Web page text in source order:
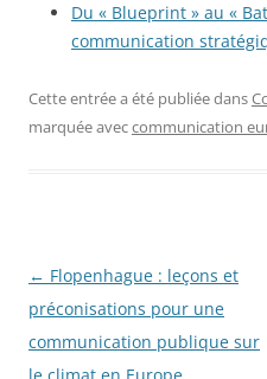
Du « Blueprint » au «
communication
Cette entrée a été publiée dans
marquée aveccommunication
Navigation
des
articles
← Flopenhague : leçons et
préconisations pour une
communication publique sur